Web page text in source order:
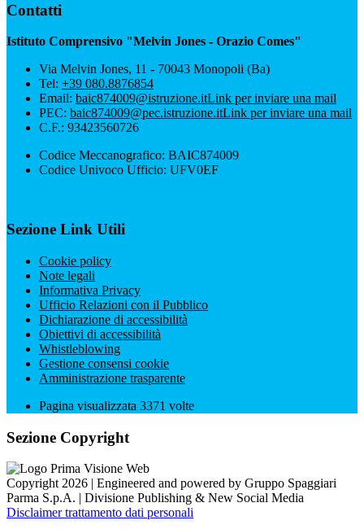
Contatti
Istituto Comprensivo "Melvin Jones - Orazio Comes"
Via Melvin Jones, 11 - 70043 Monopoli (Ba)
Tel: +39 080.8876854
Email: baic874009@istruzione.itLink per inviare una mail
PEC: baic874009@pec.istruzione.itLink per inviare una mail
C.F.: 93423560726
Codice Meccanografico: BAIC874009
Codice Univoco Ufficio: UFV0EF
Sezione Link Utili
Cookie policy
Note legali
Informativa Privacy
Ufficio Relazioni con il Pubblico
Dichiarazione di accessibilità
Obiettivi di accessibilità
Whistleblowing
Gestione consensi cookie
Amministrazione trasparente
Pagina visualizzata 3371 volte
Sezione Copyright
Copyright 2026 | Engineered and powered by Gruppo Spaggiari
Parma S.p.A. | Divisione Publishing & New Social Media
Disclaimer trattamento dati personali